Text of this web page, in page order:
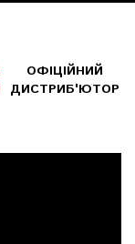
ОФІЦІЙНИЙ
ДИСТРИБ'ЮТОР